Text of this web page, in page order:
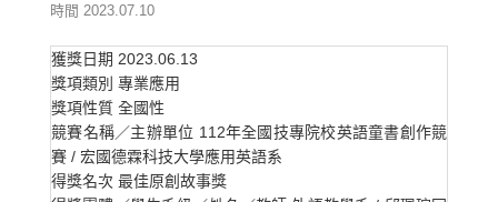
時間 2023.07.10
獲獎日期 2023.06.13
獎項類別 專業應用
獎項性質 全國性
競賽名稱／主辦單位 112年全國技專院校英語童書創作競
賽 / 宏國德霖科技大學應用英語系
得獎名次 最佳原創故事獎